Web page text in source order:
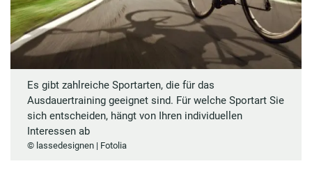
Es gibt zahlreiche Sportarten, die für das
Ausdauertraining geeignet sind. Für welche Sportart Sie
sich entscheiden, hängt von Ihren individuellen
Interessen ab
© lassedesignen | Fotolia